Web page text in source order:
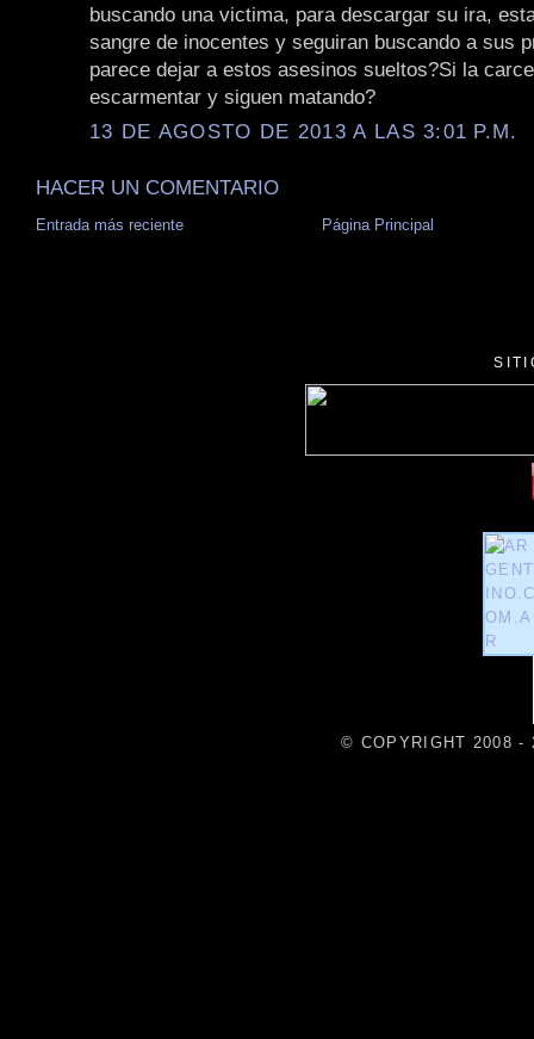
buscando una victima, para descargar su ira,
sangre de inocentes y seguiran buscando a sus
parece dejar a estos asesinos sueltos?Si la
escarmentar y siguen matando?
13 DE AGOSTO DE 2013 A LAS 3:01 P.M.
HACER UN COMENTARIO
Entrada más reciente Página Principal
© COPYRIGHT 2008